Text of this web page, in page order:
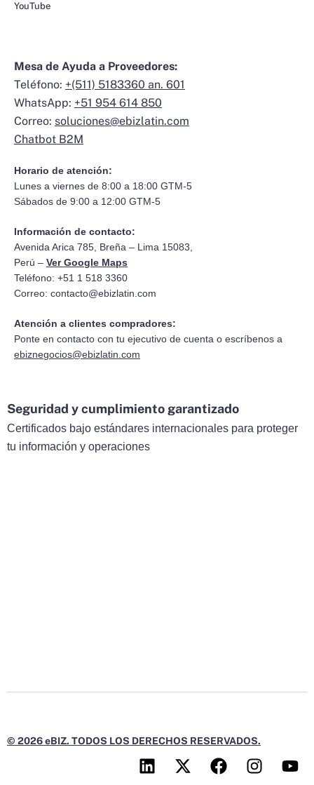
YouTube
Mesa de Ayuda a Proveedores:
Teléfono: +(511) 5183360 an. 601
WhatsApp: +51 954 614 850
Correo: soluciones@ebizlatin.com
Chatbot B2M
Horario de atención:
Lunes a viernes de 8:00 a 18:00 GTM-5
Sábados de 9:00 a 12:00 GTM-5
Información de contacto:
Avenida Arica 785, Breña – Lima 15083,
Perú – Ver Google Maps
Teléfono: +51 1 518 3360
Correo: contacto@ebizlatin.com
Atención a clientes compradores:
Ponte en contacto con tu ejecutivo de cuenta o escríbenos a
ebiznegocios@ebizlatin.com
Seguridad y cumplimiento garantizado
Certificados bajo estándares internacionales para proteger
tu información y operaciones
© 2026 eBIZ. TODOS LOS DERECHOS RESERVADOS.
L
i
X
-
F
a
I
n
Y
o